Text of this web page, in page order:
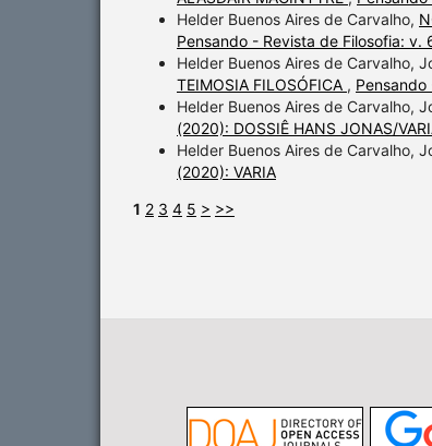
Helder Buenos Aires de Carvalho,
Pensando - Revista de Filosofia: v.
Helder Buenos Aires de Carvalho,
TEIMOSIA FILOSÓFICA , Pensando
Helder Buenos Aires de Carvalho,
(2020): DOSSIÊ HANS JONAS/
Helder Buenos Aires de Carvalho,
(2020): VARIA
1 2 3 4 5 > >>